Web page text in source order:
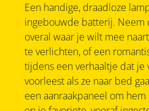
Een handige, draadloze
ingebouwde batterij. Neem
overal waar je wilt mee
te verlichten, of een
tijdens een verhaaltje dat je
voorleest als ze naar bed
een aanraakpaneel om